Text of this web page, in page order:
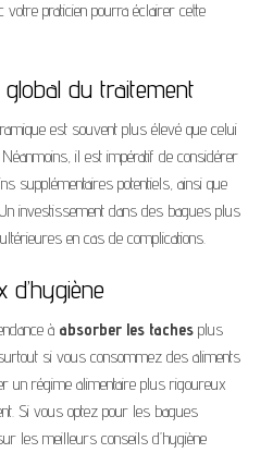
votre praticien pourra éclairer cette
du traitement
est souvent plus élevé que celui
il est impératif de considérer
supplémentaires potentiels, ainsi que
investissement dans des bagues plus
en cas de complications.
d’hygiène
à absorber les taches plus
si vous consommez des aliments
un régime alimentaire plus rigoureux
Si vous optez pour les bagues
les meilleurs conseils d’hygiène